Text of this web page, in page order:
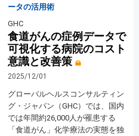
ータの活用術
GHC
食道がんの症例データで
可視化する病院のコスト
意識と改善策
2025/12/01
グローバルヘルスコンサルティン
グ・ジャパン（GHC）では、国内
では年間約26,000人が罹患する
「食道がん」化学療法の実態を独